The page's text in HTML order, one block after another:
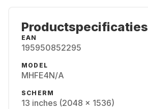
Productspecificaties
EAN
195950852295
MODEL
MHFE4N/A
SCHERM
13 inches (2048 x 1536)